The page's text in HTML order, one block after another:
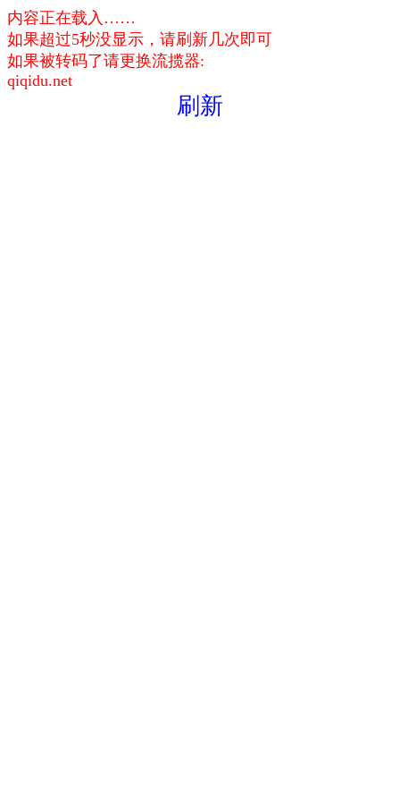
内容正在载入……
如果超过5秒没显示，请刷新几次即可
如果被转码了请更换流揽器:
qiqidu.net
刷新